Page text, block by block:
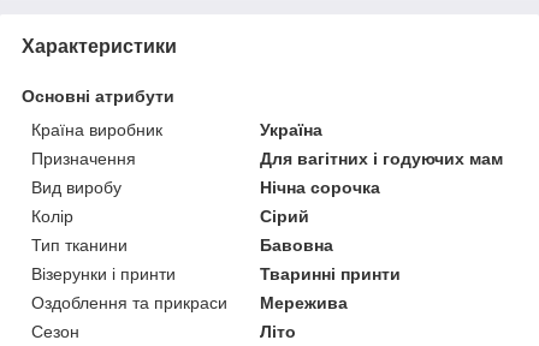
Характеристики
Основні атрибути
Країна виробник
Україна
Призначення
Для вагітних і годуючих мам
Вид виробу
Нічна сорочка
Колір
Сірий
Тип тканини
Бавовна
Візерунки і принти
Тваринні принти
Оздоблення та прикраси
Мережива
Сезон
Літо